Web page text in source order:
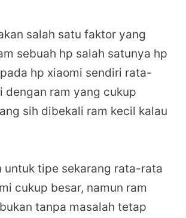
salah satu faktor yang
sebuah hp salah satunya hp
hp xiaomi sendiri rata-
dengan ram yang cukup
sih dibekali ram kecil kalau
untuk tipe sekarang rata-rata
cukup besar, namun ram
tanpa masalah tetap